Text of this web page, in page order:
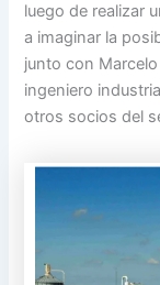
luego de realizar
a imaginar la
junto con
ingeniero
otros socios del